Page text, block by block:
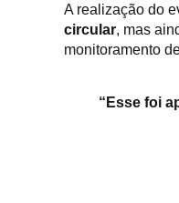
A realização do
circular, mas
monitoramento
“Esse foi